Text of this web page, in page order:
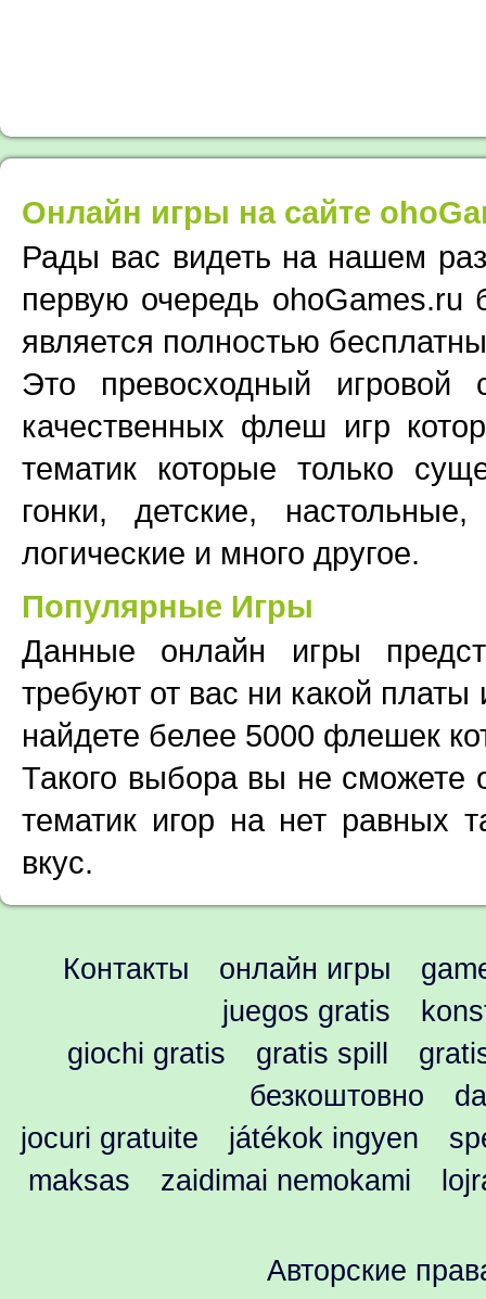
Онлайн игры на сайте
Рады вас видеть на нашем
первую очередь
является полностью
Это превосходный
качественных флеш игр
тематик которые только
гонки, детские,
логические и много другое.
Популярные Игры
Данные онлайн игры
требуют от вас ни какой
найдете белее 5000 флешек
Такого выбора вы не сможете
тематик игор на нет равных
вкус.
Контакты онлайн игры
juegos gratis
giochi gratis
gratis spill
безкоштовно
jocuri gratuite
játékok ingyen
maksas
zaidimai nemokami
Авторские